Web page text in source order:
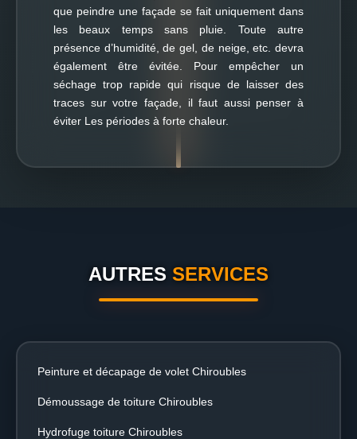
que peindre une façade se fait uniquement dans
les beaux temps sans pluie. Toute autre
présence d’humidité, de gel, de neige, etc. devra
également être évitée. Pour empêcher un
séchage trop rapide qui risque de laisser des
traces sur votre façade, il faut aussi penser à
éviter Les périodes à forte chaleur.
AUTRES SERVICES
Peinture et décapage de volet Chiroubles
Démoussage de toiture Chiroubles
Hydrofuge toiture Chiroubles